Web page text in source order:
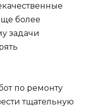
более
задачи
по ремонту
тщательную